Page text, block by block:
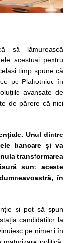
să lămurească
acestuai pentru
timp spune că
pe Plahotniuc în
avansate de
de părere că nici
Unul dintre
bancare și va
transformarea
sunt aceste
în
și pot să spun
candidaților la
pe nimeni în
politică,